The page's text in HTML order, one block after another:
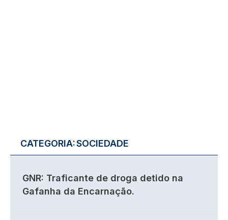
CATEGORIA:SOCIEDADE
GNR: Traficante de droga detido na
Gafanha da Encarnação.